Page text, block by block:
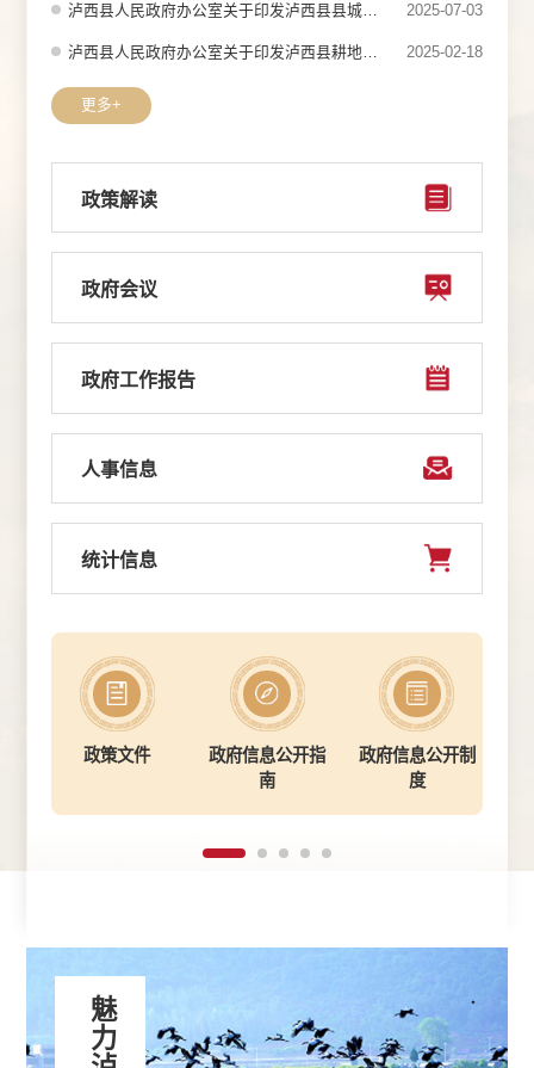
泸西县人民政府办公室关于印发泸西县县城建筑垃圾砂石运输管理办法的通知 2025-07-03
泸西县人民政府办公室关于印发泸西县耕地保护常态化监管机制实施方案的通知 2025-02-18
更多+
政策解读
政府会议
政府工作报告
人事信息
统计信息
政策文件
政府信息公开指
南
政府信息公开制
度